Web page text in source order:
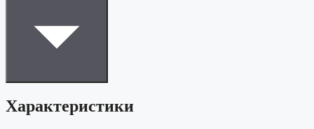
Характеристики